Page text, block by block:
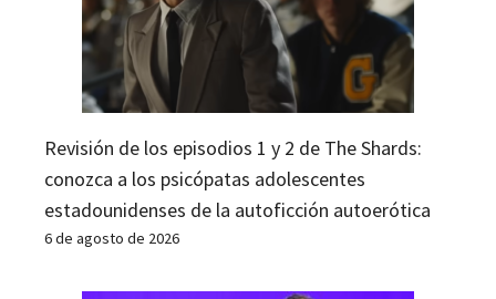
Revisión de los episodios 1 y 2 de The Shards:
conozca a los psicópatas adolescentes
estadounidenses de la autoficción autoerótica
6 de agosto de 2026